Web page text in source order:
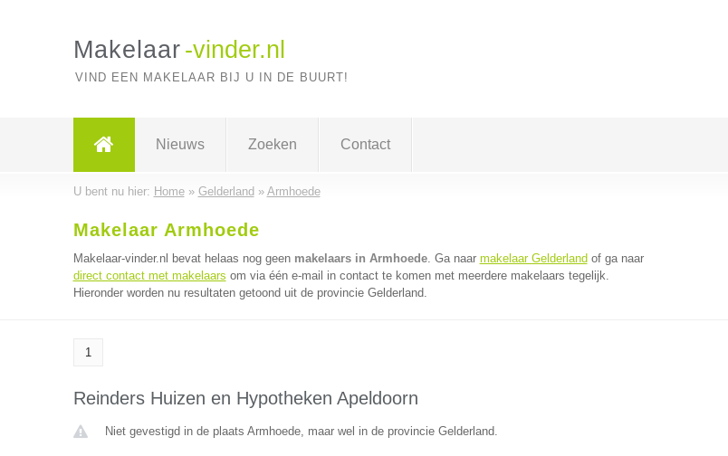
Makelaar -vinder.nl
VIND EEN MAKELAAR BIJ U IN DE BUURT!
Nieuws Zoeken Contact
U bent nu hier: Home» Gelderland » Armhoede
Makelaar Armhoede
Makelaar-vinder.nl bevat helaas nog geen makelaars in Armhoede. Ga naar makelaar Gelderland of ga naar
direct contact met makelaars om via één e-mail in contact te komen met meerdere makelaars tegelijk.
Hieronder worden nu resultaten getoond uit de provincie Gelderland.
1
Reinders Huizen en Hypotheken Apeldoorn
Niet gevestigd in de plaats Armhoede, maar wel in de provincie Gelderland.